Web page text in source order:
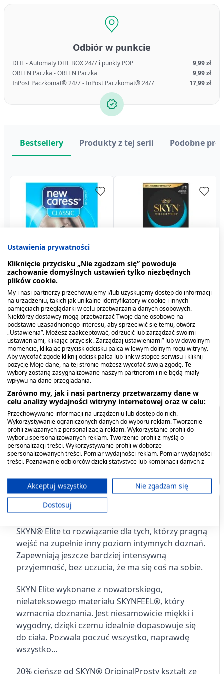
Odbiór w punkcie
DHL - Automaty DHL BOX 24/7 i punkty POP
9,99 zł
ORLEN Paczka - ORLEN Paczka
9,99 zł
InPost Paczkomat® 24/7 - InPost Paczkomat® 24/7
17,99 zł
New Caress Classic,
prezerwatywy, 3 szt.
3,49 zł
nielateksowe
prezerwatywy, 10 szt.
20,59 zł
Bestsellery Produkty z tej serii Podobne
Skyn Original,
prezerwatywy, 10 szt.
20,59 zł
prezerwatywy, 3 szt.
5,99 zł
Skyn Intense Feel,
nielateksowe
prezerwatywy z
wypustkami, 36 szt.
68,99 zł
nielateksowe
prezerwatywy, 20 szt.
36,09 zł
Tadalafil Mensil, 10mg,
tabletki powlekane, 2 szt.
26,79 zł
tabl.powl., 4 szt
41,39 zł
Spis treści
Opis produktu
Opis produktu
SKYN® Elite to rozwiązanie dla tych, którzy pragną
wejść na zupełnie inny poziom intymnych doznań.
Zapewniają jeszcze bardziej intensywną
przyjemność, bez uczucia, że ma się coś na sobie.
SKYN Elite wykonane z nowatorskiego,
nielateksowego materiału SKYNFEEL®, który
wzmacnia doznania. Jest niesamowicie miękki i
wygodny, dzięki czemu idealnie dopasowuje się
do ciała. Pozwala poczuć wszystko, naprawdę
wszystko...
20% cieńsze od SKYN® OriginalProsty kształt ze
Ustawienia prywatności
Kliknięcie przycisku „Nie zgadzam się” powoduje
zachowanie domyślnych ustawień tylko niezbędnych
plików cookie.
My i nasi partnerzy przechowujemy i/lub uzyskujemy dostęp do informacji
na urządzeniu, takich jak unikalne identyfikatory w cookie i innych
pamięciach przeglądarki w celu przetwarzania danych osobowych.
Niektórzy dostawcy mogą przetwarzać Twoje dane osobowe na
podstawie uzasadnionego interesu, aby sprzeciwić się temu, otwórz
„Ustawienia”. Możesz zaakceptować, odrzucić lub zarządzać swoimi
ustawieniami, klikając przycisk „Zarządzaj ustawieniami” lub w dowolnym
momencie, klikając przycisk odcisku palca w lewym dolnym rogu witryny.
Aby wycofać zgodę kliknij odcisk palca lub link w stopce serwisu i kliknij
pozycję Moje dane, na tej stronie możesz wycofać swoją zgodę. Te
wybory zostaną zasygnalizowane naszym partnerom i nie będą miały
wpływu na dane przeglądania.
Zarówno my, jak i nasi partnerzy przetwarzamy dane w
celu analizy wydajności witryny internetowej oraz w celu:
Przechowywanie informacji na urządzeniu lub dostęp do nich.
Wykorzystywanie ograniczonych danych do wyboru reklam. Tworzenie
profili związanych z personalizacją reklam. Wykorzystanie profili do
wyboru spersonalizowanych reklam. Tworzenie profili z myślą o
personalizacji treści. Wykorzystywanie profili w doborze
spersonalizowanych treści. Pomiar wydajności reklam. Pomiar wydajności
treści. Poznawanie odbiorców dzięki statystyce lub kombinacji danych z
ograniczonych danych do wyboru treści.
Dane mogą być udostępniane poza Unię Europejską i wysyłane do USA.
Twoja zgoda i polityka cookie dotyczą wyłącznie tej witryny/aplikacji.
Wyświetl listę partnerów (11 dostawców IAB)
Cele przetwarzania IAB:
Przechowywanie informacji na urządzeniu
lub dostęp do nich
wyboru reklam
Tworzenie profili w celu
spersonalizowanych reklam
Wykorzystanie profili do wyboru
spersonalizowanych reklam
Tworzenie profili w celu personalizacji treści
Akceptuj wszystko
Nie zgadzam się
Dostosuj